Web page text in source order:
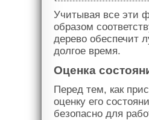
Учитывая все эти
образом
дерево обеспечит
долгое время.
Оценка
Перед тем, как
оценку его
безопасно для